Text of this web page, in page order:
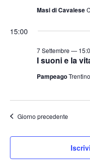
Masi di Cavalese
15:00
I suoni e la
7 Settembre —
PampeagoTrentino
Giorno precedente